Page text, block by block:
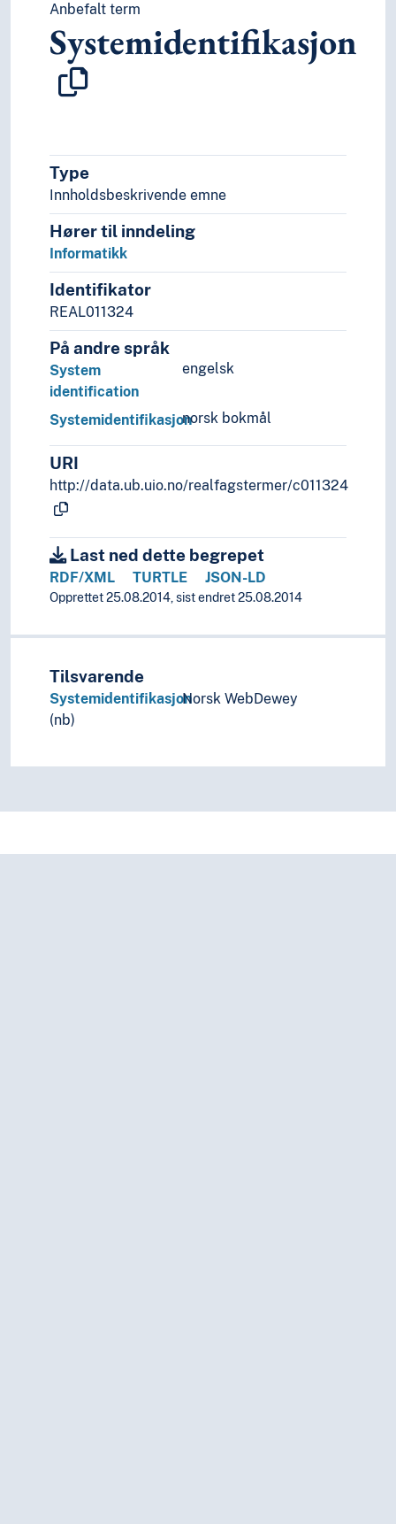
Anbefalt term
Systemidentifikasjon
Type
Innholdsbeskrivende emne
Hører til inndeling
Informatikk
Identifikator
REAL011324
På andre språk
engelsk
System
identification
norsk bokmål
Systemidentifikasjon
URI
http://data.ub.uio.no/realfagstermer/c011324
Last ned dette begrepet
RDF/XML TURTLE JSON-LD
Opprettet 25.08.2014, sist endret 25.08.2014
Tilsvarende
Systemidentifikasjon
(nb)
Norsk WebDewey